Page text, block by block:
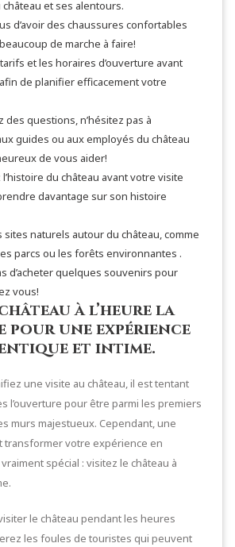
et ses alentours.
d’avoir des chaussures confortables
de marche à faire!
et les horaires d’ouverture avant
de planifier efficacement votre
des questions, n’hésitez pas à
guides ou aux employés du château
de vous aider!
du château avant votre visite
davantage sur son histoire
sites naturels autour du château, comme
parcs ou les forêts environnantes .
d’acheter quelques souvenirs pour
vous!
à l’heure la
pour une expérience
et intime.
une visite au château, il est tentant
l’ouverture pour être parmi les premiers
murs majestueux. Cependant, une
transformer votre expérience en
spécial : visitez le château à
le château pendant les heures
les foules de touristes qui peuvent